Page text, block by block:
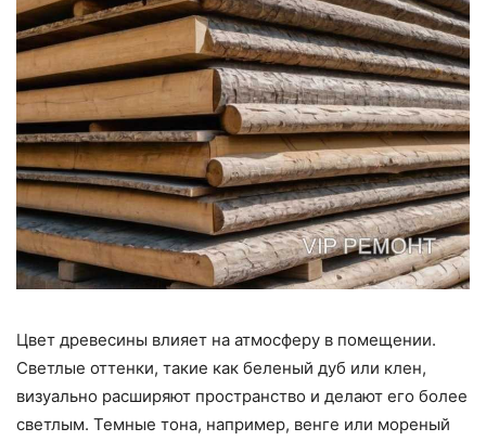
Цвет древесины влияет на атмосферу в помещении.
Светлые оттенки, такие как беленый дуб или клен,
визуально расширяют пространство и делают его более
светлым. Темные тона, например, венге или мореный